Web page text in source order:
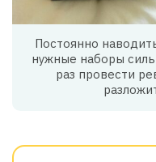
Постоянно
нужные наборы
раз провести